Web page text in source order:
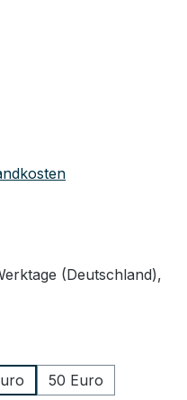
(Deutschland),
50 Euro